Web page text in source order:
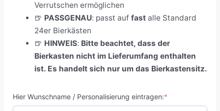
Verrutschen ermöglichen
🍺 PASSGENAU: passt auffast alle Standard
24er Bierkästen
🍺 HINWEIS: Bitte beachtet, dass der
Bierkasten nicht im Lieferumfang enthalten
ist. Es handelt sich nur um das Bierkastensitz.
Hier Wunschname / Personalisierung eintragen:*